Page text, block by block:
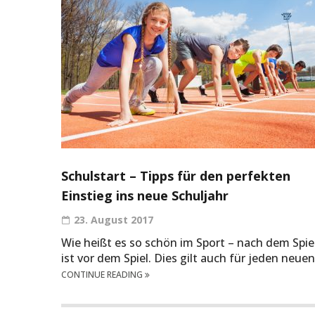
Schulstart – Tipps für den perfekten
Einstieg ins neue Schuljahr
23. August 2017
Wie heißt es so schön im Sport – nach dem
ist vor dem Spiel. Dies gilt auch für jeden
CONTINUE READING